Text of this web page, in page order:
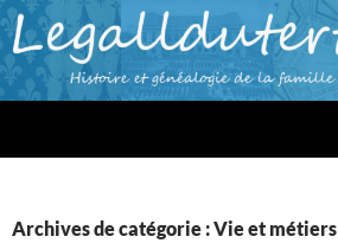
Aller
au
contenu
Archives de catégorie : Vie et métiers